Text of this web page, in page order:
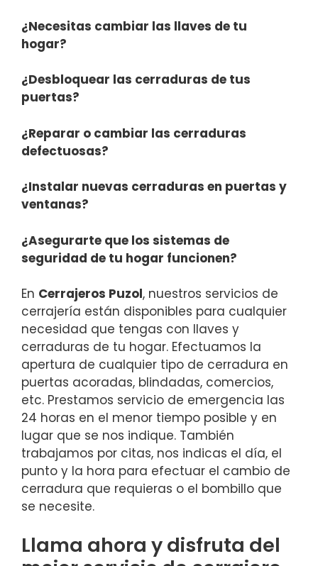
¿Necesitas cambiar las llaves de tu
hogar?
¿Desbloquear las cerraduras de tus
puertas?
¿Reparar o cambiar las cerraduras
defectuosas?
¿Instalar nuevas cerraduras en puertas y
ventanas?
¿Asegurarte que los sistemas de
seguridad de tu hogar funcionen?
En Cerrajeros Puzol, nuestros servicios de
cerrajería están disponibles para cualquier
necesidad que tengas con llaves y
cerraduras de tu hogar. Efectuamos la
apertura de cualquier tipo de cerradura en
puertas acoradas, blindadas, comercios,
etc. Prestamos servicio de emergencia las
24 horas en el menor tiempo posible y en
lugar que se nos indique. También
trabajamos por citas, nos indicas el día, el
punto y la hora para efectuar el cambio de
cerradura que requieras o el bombillo que
se necesite.
Llama ahora y disfruta del